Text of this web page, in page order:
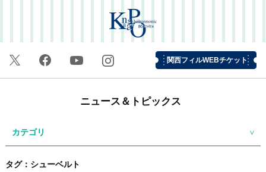
関西フィルWEBチケット
ニュース＆トピックス
カテゴリ
タグ：シューベルト